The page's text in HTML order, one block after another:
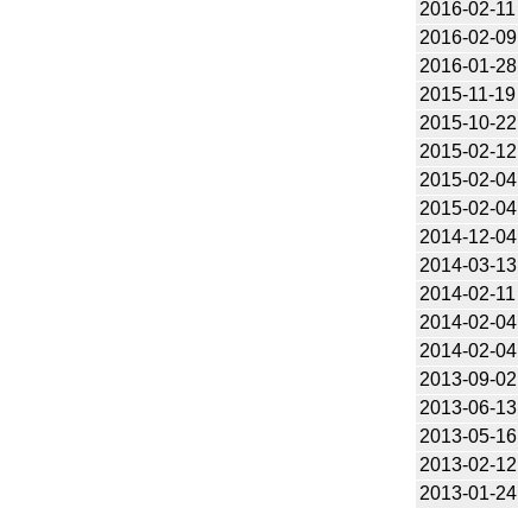
2016-02-11
2016-02-09
2016-01-28
2015-11-19
2015-10-22
2015-02-12
2015-02-04
2015-02-04
2014-12-04
2014-03-13
2014-02-11
2014-02-04
2014-02-04
2013-09-02
2013-06-13
2013-05-16
2013-02-12
2013-01-24